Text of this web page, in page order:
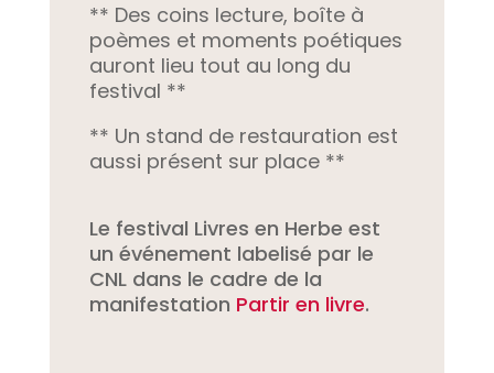
** Des coins lecture, boîte à
poèmes et moments poétiques
auront lieu tout au long du
festival **
** Un stand de restauration est
aussi présent sur place **
Le festival Livres en Herbe est
un événement labelisé par le
CNL dans le cadre de la
manifestation Partir en livre.